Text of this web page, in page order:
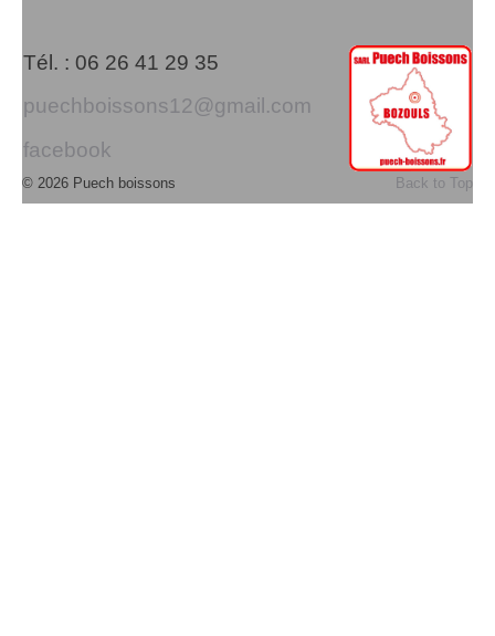
Tél. : 06 26 41 29 35
puechboissons12@gmail.com
facebook
Back to Top
© 2026 Puech boissons